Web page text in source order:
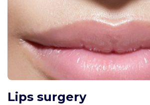
Lips surgery